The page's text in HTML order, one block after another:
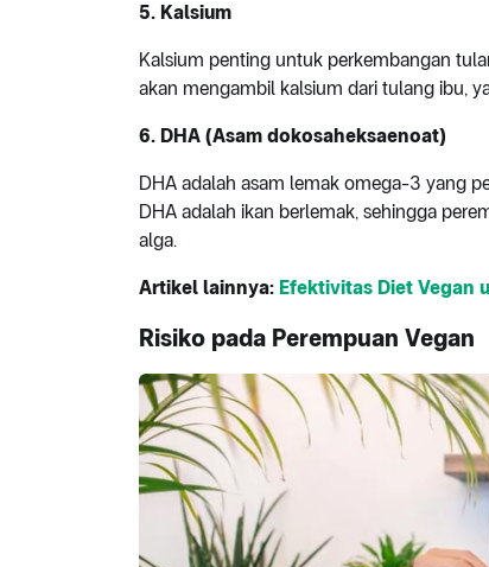
5. Kalsium
Kalsium penting untuk perkembangan
akan mengambil kalsium dari tulang ibu,
6. DHA (Asam dokosaheksaenoat)
DHA adalah asam lemak omega-3 yang
DHA adalah ikan berlemak, sehingga
alga.
Artikel lainnya: Efektivitas Diet Vegan
Risiko pada Perempuan Vegan